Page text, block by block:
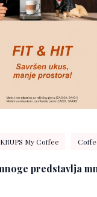
KRUPS My Coffee
predstavlja